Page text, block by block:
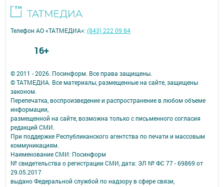
© 2011 - 2026. Посинформ. Все права защищены.
© ТАТМЕДИА. Все материалы, размещенные на сайте, защищены
законом.
Перепечатка, воспроизведение и распространение в любом объеме
информации,
размещенной на сайте, возможна только с письменного согласия
редакций СМИ.
При поддержке Республиканского агентства по печати и массовым
коммуникациям.
Наименование СМИ: Посинформ
№ свидетельства о регистрации СМИ, дата: ЭЛ № ФС 77 - 69869 от
29.05.2017
выдано Федеральной службой по надзору в сфере связи,
Телефон АО «ТАТМЕДИА»:(843) 222 09 84
16+